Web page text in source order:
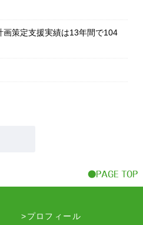
画策定支援実績は13年間で104
プロフィール